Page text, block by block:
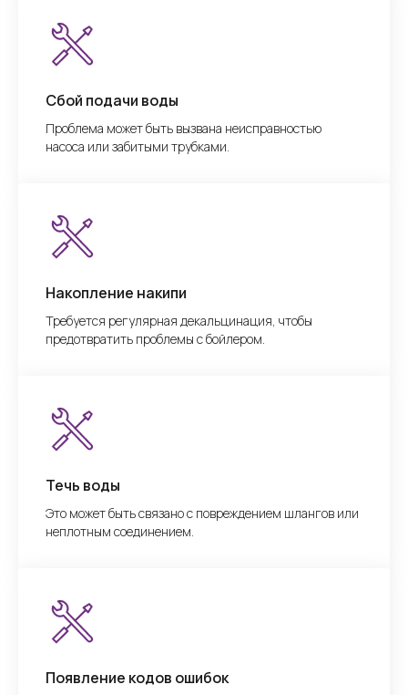
Сбой подачи воды
Проблема может быть вызвана неисправностью
насоса или забитыми трубками.
Накопление накипи
Требуется регулярная декальцинация, чтобы
предотвратить проблемы с бойлером.
Течь воды
Это может быть связано с повреждением шлангов или
неплотным соединением.
Появление кодов ошибок